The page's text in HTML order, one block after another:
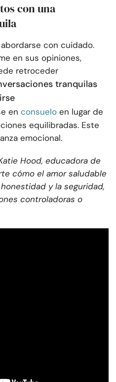
con una
con cuidado.
en sus opiniones,
retroceder
tranquilas
en consuelo en lugar de
equilibradas. Este
emocional.
Hood, educadora de
cómo el amor saludable
y la seguridad,
controladoras o